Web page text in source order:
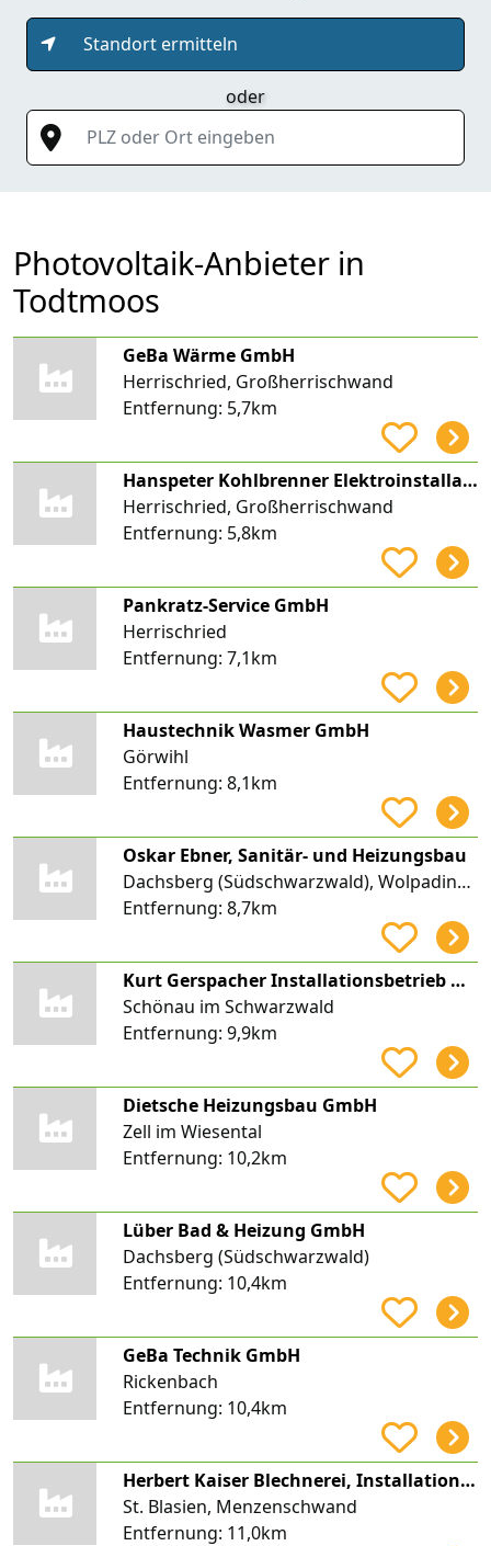
Standort ermitteln
oder
PLZ oder Ort eingeben
Photovoltaik-Anbieter in
Todtmoos
GeBa Wärme GmbH
Herrischried, Großherrischwand
Entfernung: 5,7km
Hanspeter Kohlbrenner Elektroinstallationen
Herrischried, Großherrischwand
Entfernung: 5,8km
Pankratz-Service GmbH
Herrischried
Entfernung: 7,1km
Haustechnik Wasmer GmbH
Görwihl
Entfernung: 8,1km
Oskar Ebner, Sanitär- und Heizungsbau
Dachsberg (Südschwarzwald), Wolpadingen
Entfernung: 8,7km
Kurt Gerspacher Installationsbetrieb Heizung-Sanitär-Solar
Schönau im Schwarzwald
Entfernung: 9,9km
Dietsche Heizungsbau GmbH
Zell im Wiesental
Entfernung: 10,2km
Lüber Bad & Heizung GmbH
Dachsberg (Südschwarzwald)
Entfernung: 10,4km
GeBa Technik GmbH
Rickenbach
Entfernung: 10,4km
Herbert Kaiser Blechnerei, Installation Kaiser Sanitär Heizung Klima
St. Blasien, Menzenschwand
Entfernung: 11,0km